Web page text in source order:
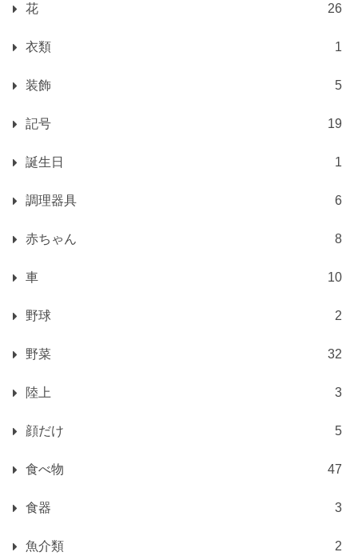
花 26
衣類 1
装飾 5
記号 19
誕生日 1
調理器具 6
赤ちゃん 8
車 10
野球 2
野菜 32
陸上 3
顔だけ 5
食べ物 47
食器 3
魚介類 2